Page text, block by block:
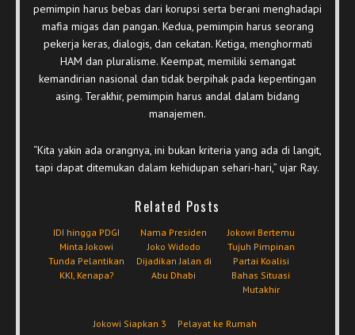
pemimpin harus bebas dari korupsi serta berani menghadapi
mafia migas dan pangan. Kedua, pemimpin harus seorang
pekerja keras, dialogis, dan cekatan. Ketiga, menghormati
HAM dan pluralisme. Keempat, memiliki semangat
kemandirian nasional dan tidak berpihak pada kepentingan
asing. Terakhir, pemimpin harus andal dalam bidang
manajemen.
“Kita yakin ada orangnya, ini bukan kriteria yang ada di langit,
tapi dapat ditemukan dalam kehidupan sehari-hari,” ujar Ray.
Related Posts
IDI hingga PDGI
Minta Jokowi
Tunda Pelantikan
KKI, Kenapa?
Nama Presiden
Joko Widodo
Dijadikan Jalan di
Abu Dhabi
Jokowi Bertemu
Tujuh Pimpinan
Partai Koalisi
Bahas Situasi
Mutakhir
Jokowi Siapkan 3
Pelayat ke Rumah